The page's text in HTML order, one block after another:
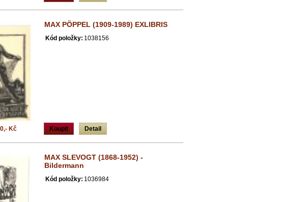
MAX PÖPPEL (1909-1989) EXLIBRIS
Kód položky: 1038156
Koupit Detail
Kč
MAX SLEVOGT (1868-1952) -
Bildermann
Kód položky: 1036984